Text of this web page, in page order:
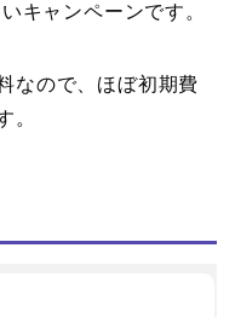
キャンペーンです。
なので、ほぼ初期費
。